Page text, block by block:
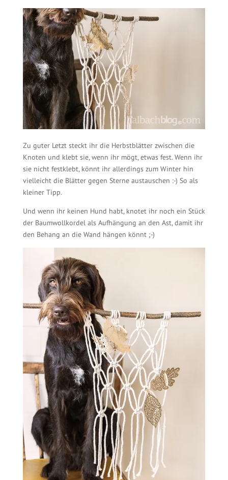
Zu guter Letzt steckt ihr die Herbstblätter zwischen die
Knoten und klebt sie, wenn ihr mögt, etwas fest. Wenn ihr
sie nicht festklebt, könnt ihr allerdings zum Winter hin
vielleicht die Blätter gegen Sterne austauschen :-) So als
kleiner Tipp.
Und wenn ihr keinen Hund habt, knotet ihr noch ein Stück
der Baumwollkordel als Aufhängung an den Ast, damit ihr
den Behang an die Wand hängen könnt ;-)